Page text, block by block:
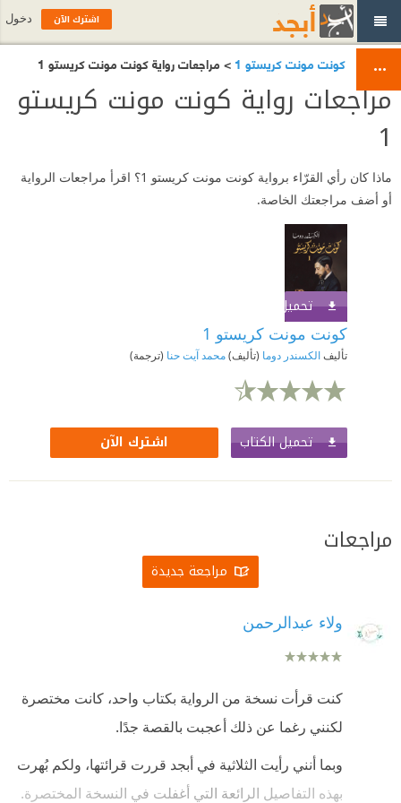
كونت مونت كريستو 1 > مراجعات رواية كونت مونت كريستو 1
مراجعات رواية كونت مونت كريستو
1
ماذا كان رأي القرّاء برواية كونت مونت كريستو 1؟ اقرأ مراجعات الرواية
أو أضف مراجعتك الخاصة.
تحميل الكتاب
كونت مونت كريستو 1
تأليفالكسندر دوما (تأليف)محمد آيت حنا (ترجمة)
تحميل الكتاب اشترك الآن
مراجعات
مراجعة جديدة
ولاء عبدالرحمن
كنت قرأت نسخة من الرواية بكتاب واحد، كانت مختصرة
لكنني رغما عن ذلك أعجبت بالقصة جدًا.
وبما أنني رأيت الثلاثية في أبجد قررت قرائتها، ولكم بُهرت
بهذه التفاصيل الرائعة التي أغفلت في النسخة المختصرة.
اشترك الآن دخول